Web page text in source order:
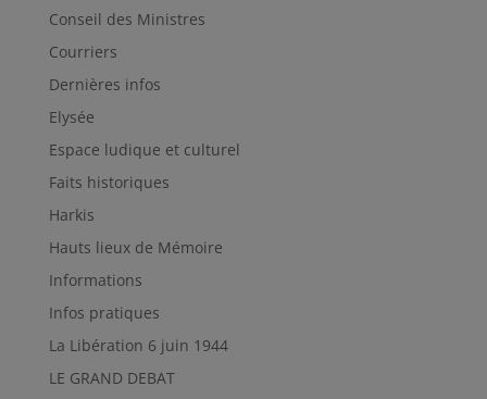
Conseil des Ministres
Courriers
Dernières infos
Elysée
Espace ludique et culturel
Faits historiques
Harkis
Hauts lieux de Mémoire
Informations
Infos pratiques
La Libération 6 juin 1944
LE GRAND DEBAT